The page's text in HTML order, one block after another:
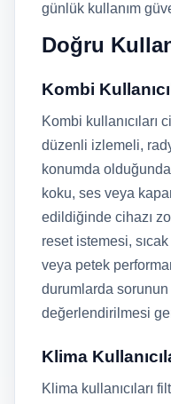
günlük kullanım
Doğru
Kombi
Kombi kullanıcıları
düzenli izlemeli,
konumda
koku, ses veya
edildiğinde cihazı
reset istemesi,
veya petek
durumlarda
değerlendirilmesi
Klima
Klima kullanıcıları